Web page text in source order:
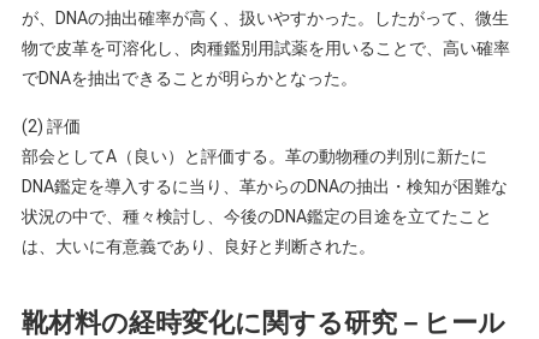
が、DNAの抽出確率が高く、扱いやすかった。したがって、微生
物で皮革を可溶化し、肉種鑑別用試薬を用いることで、高い確率
でDNAを抽出できることが明らかとなった。
(2) 評価
部会としてA（良い）と評価する。革の動物種の判別に新たに
DNA鑑定を導入するに当り、革からのDNAの抽出・検知が困難な
状況の中で、種々検討し、今後のDNA鑑定の目途を立てたこと
は、大いに有意義であり、良好と判断された。
靴材料の経時変化に関する研究－ヒール